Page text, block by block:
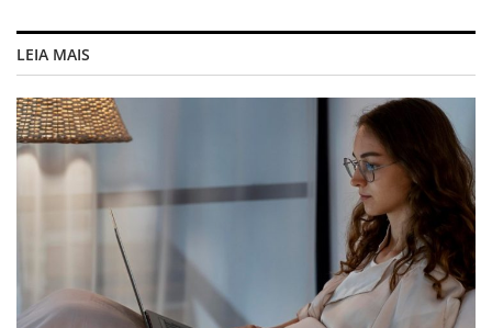
LEIA MAIS